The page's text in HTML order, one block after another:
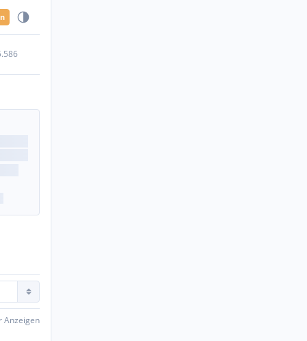
Anzeigen